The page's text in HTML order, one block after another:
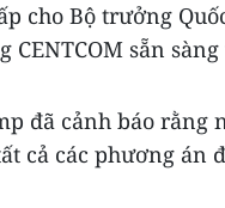
cho Bộ trưởng
sẵn
đã cảnh báo rằng
cả các phương án